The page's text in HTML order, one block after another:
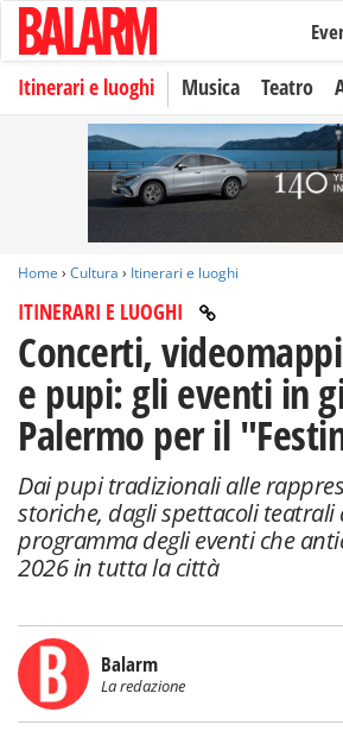
Itinerari e luoghi Musica Teatro
Home › Cultura › Itinerari e luoghi
ITINERARI E LUOGHI
Concerti,
e pupi: gli eventi in
Palermo per il
Dai pupi tradizionali alle
storiche, dagli spettacoli teatrali
programma degli eventi che
2026 in tutta la città
Balarm
La redazione